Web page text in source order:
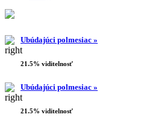
Ubúdajúci polmesiac »
21.5% viditelnosť
Ubúdajúci polmesiac »
21.5% viditelnosť